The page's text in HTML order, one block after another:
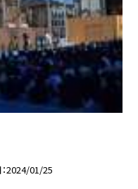
2024/01/25